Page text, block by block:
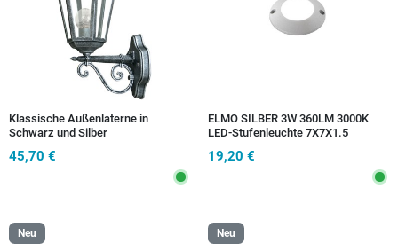
Klassische Außenlaterne in
Schwarz und Silber
45,70 €
ELMO SILBER 3W 360LM 3000K
LED-Stufenleuchte 7X7X1.5
19,20 €
Neu Neu